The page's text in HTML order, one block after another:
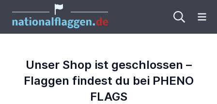
Unser Shop ist geschlossen –
Flaggen findest du bei PHENO
FLAGS